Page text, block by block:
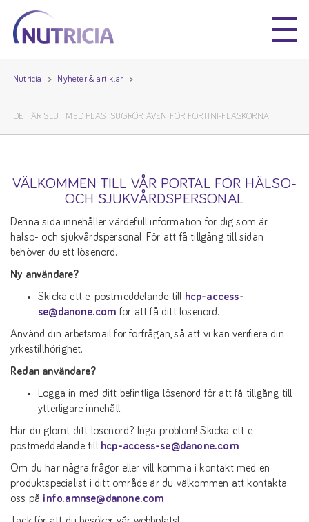
Nutricia
Nutricia
Nutricia Nyheter & artiklar
DET ÄR SLUT MED PLASTSUGRÖR, ÄVEN FÖR FORTINI-FLASKORNA
VÄLKOMMEN TILL VÅR PORTAL FÖR HÄLSO-
OCH SJUKVÅRDSPERSONAL
Denna sida innehåller värdefull information för dig som är
hälso- och sjukvårdspersonal. För att få tillgång till sidan
behöver du ett lösenord.
Ny användare?
Skicka ett e-postmeddelande till
hcp-access-
se@danone.com för att få ditt lösenord.
Använd din arbetsmail för förfrågan, så att vi kan verifiera din
yrkestillhörighet.
Redan användare?
Logga in med ditt befintliga lösenord för att få tillgång till
ytterligare innehåll.
Har du glömt ditt lösenord? Inga problem! Skicka ett e-
postmeddelande till
hcp-access-se@danone.com
Om du har några frågor eller vill komma i kontakt med en
produktspecialist i ditt område är du välkommen att kontakta
oss på info.amnse@danone.com